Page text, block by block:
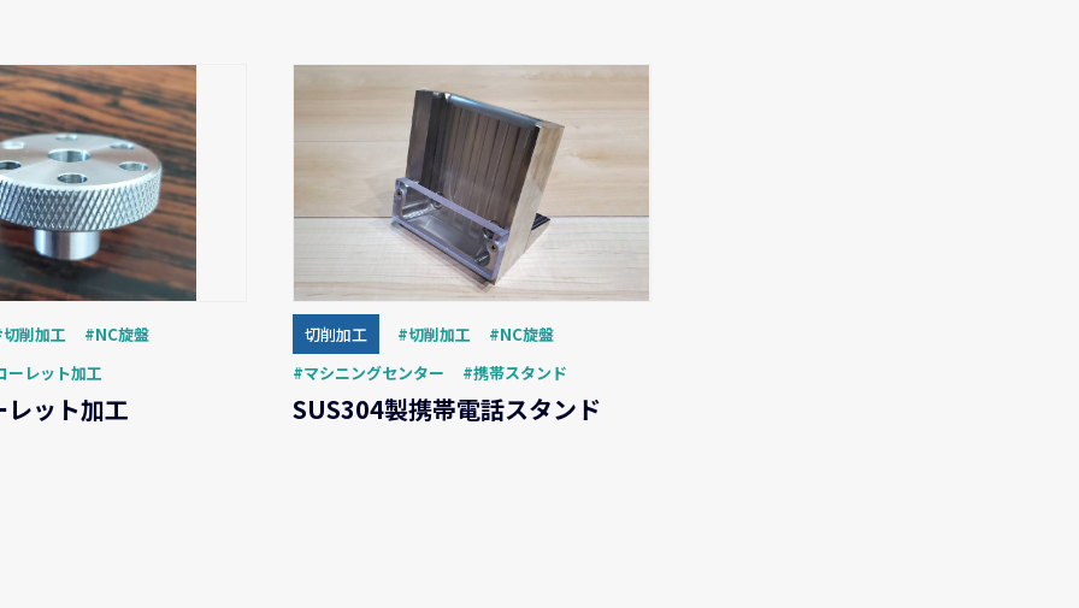
切削加工
NC旋盤
ーレット加工
ット加工
切削加工 切削加工
NC旋盤
マシニングセンター
携帯スタンド
SUS304製携帯電話スタンド